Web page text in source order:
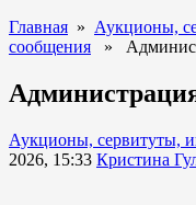
Главная » Аукционы,
сообщения »
Аукционы, сервитуты,
2026, 15:33 Кристина